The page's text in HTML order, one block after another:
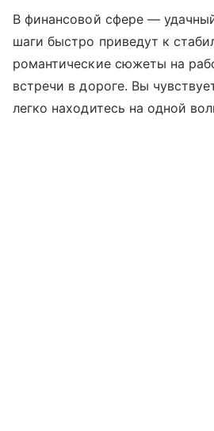
В финансовой сфере —
шаги быстро приведут к
романтические сюжеты на
встречи в дороге. Вы
легко находитесь на одной